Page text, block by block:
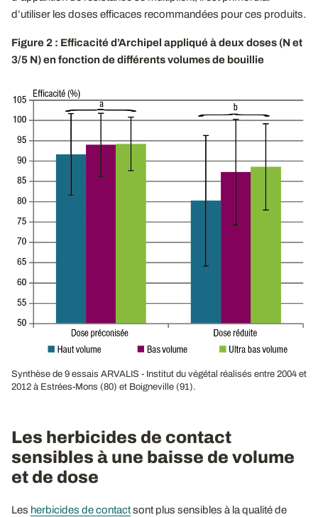
d’utiliser les doses efficaces recommandées pour ces produits.
Figure 2 : Efficacité d’Archipel appliqué à deux doses (N et
3/5 N) en fonction de différents volumes de bouillie
Synthèse de 9 essais ARVALIS - Institut du végétal réalisés entre 2004 et
2012 à Estrées-Mons (80) et Boigneville (91).
Les herbicides de contact
sensibles à une baisse de volume
et de dose
Les herbicides de contactsont plus sensibles à la qualité de